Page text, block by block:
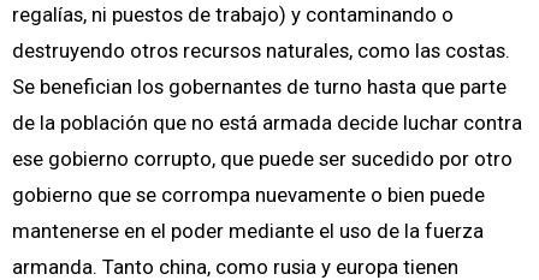
regalías, ni puestos de trabajo) y contaminando o
destruyendo otros recursos naturales, como las costas.
Se benefician los gobernantes de turno hasta que parte
de la población que no está armada decide luchar contra
ese gobierno corrupto, que puede ser sucedido por otro
gobierno que se corrompa nuevamente o bien puede
mantenerse en el poder mediante el uso de la fuerza
armanda. Tanto china, como rusia y europa tienen